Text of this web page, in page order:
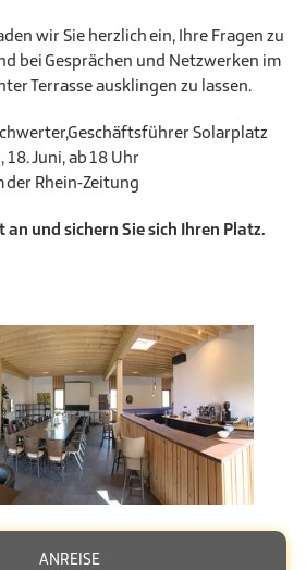
wir Sie herzlich ein, Ihre Fragen zu
bei Gesprächen und Netzwerken im
Terrasse ausklingen zu lassen.
Solarplatz
Juni, ab 18 Uhr
Rhein-Zeitung
an und sichern Sie sich Ihren Platz.
ANREISE